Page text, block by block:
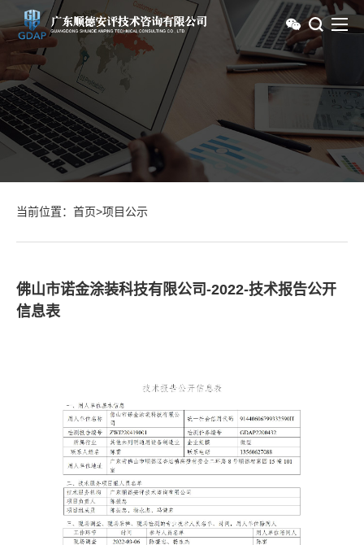
当前位置： 首页>项目公示
佛山市诺金涂装科技有限公司-2022-技术报告公开
信息表